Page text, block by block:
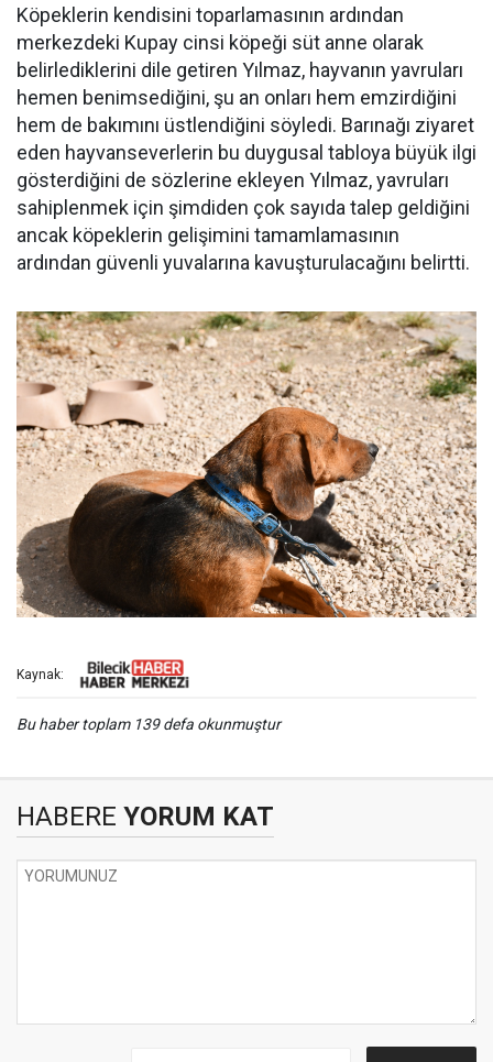
Köpeklerin kendisini toparlamasının ardından
merkezdeki Kupay cinsi köpeği süt anne olarak
belirlediklerini dile getiren Yılmaz, hayvanın yavruları
hemen benimsediğini, şu an onları hem emzirdiğini
hem de bakımını üstlendiğini söyledi. Barınağı ziyaret
eden hayvanseverlerin bu duygusal tabloya büyük ilgi
gösterdiğini de sözlerine ekleyen Yılmaz, yavruları
sahiplenmek için şimdiden çok sayıda talep geldiğini
ancak köpeklerin gelişimini tamamlamasının
ardından güvenli yuvalarına kavuşturulacağını belirtti.
Kaynak:
Bu haber toplam 139 defa okunmuştur
HABERE YORUM KAT